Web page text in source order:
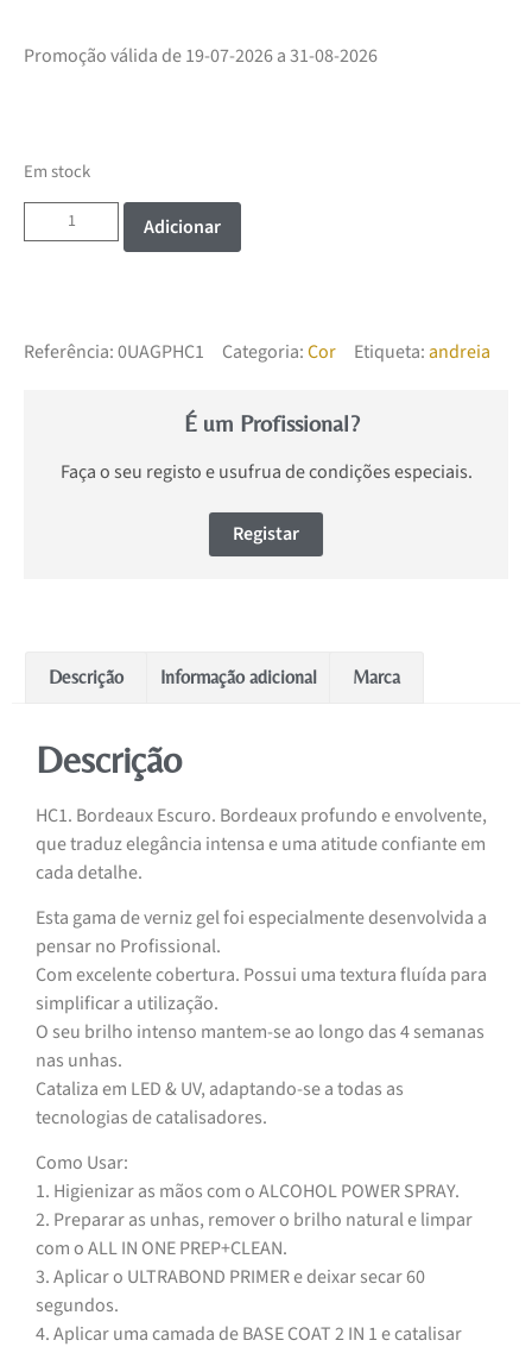
Promoção válida de 19-07-2026 a 31-08-2026
Em stock
Adicionar
Referência:0UAGPHC1 Categoria:Cor Etiqueta:andreia
É um Profissional?
Faça o seu registo e usufrua de condições especiais.
Registar
Descrição Informação adicional Marca
Descrição
HC1. Bordeaux Escuro. Bordeaux profundo e envolvente,
que traduz elegância intensa e uma atitude confiante em
cada detalhe.
Esta gama de verniz gel foi especialmente desenvolvida a
pensar no Profissional.
Com excelente cobertura. Possui uma textura fluída para
simplificar a utilização.
O seu brilho intenso mantem-se ao longo das 4 semanas
nas unhas.
Cataliza em LED & UV, adaptando-se a todas as
tecnologias de catalisadores.
Como Usar:
1. Higienizar as mãos com o ALCOHOL POWER SPRAY.
2. Preparar as unhas, remover o brilho natural e limpar
com o ALL IN ONE PREP+CLEAN.
3. Aplicar o ULTRABOND PRIMER e deixar secar 60
segundos.
4. Aplicar uma camada de BASE COAT 2 IN 1 e catalisar